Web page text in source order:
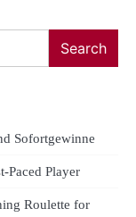
Search
Sofortgewinne
Player
Roulette for